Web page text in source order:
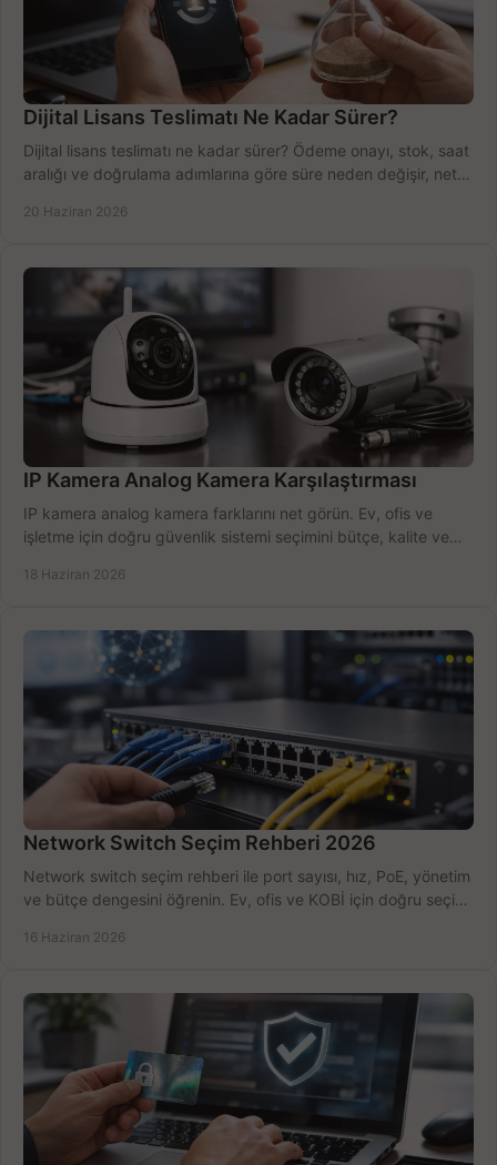
Dijital Lisans Teslimatı Ne Kadar Sürer?
Dijital lisans teslimatı ne kadar sürer? Ödeme onayı, stok, saat
aralığı ve doğrulama adımlarına göre süre neden değişir, net
20 Haziran 2026
IP Kamera Analog Kamera Karşılaştırması
IP kamera analog kamera farklarını net görün. Ev, ofis ve
işletme için doğru güvenlik sistemi seçimini bütçe, kalite ve
18 Haziran 2026
Network Switch Seçim Rehberi 2026
Network switch seçim rehberi ile port sayısı, hız, PoE, yönetim
ve bütçe dengesini öğrenin. Ev, ofis ve KOBİ için doğru seçimi
16 Haziran 2026